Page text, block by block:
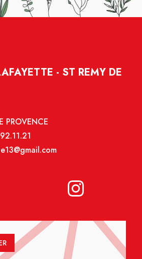
- ST REMY DE
PROVENCE